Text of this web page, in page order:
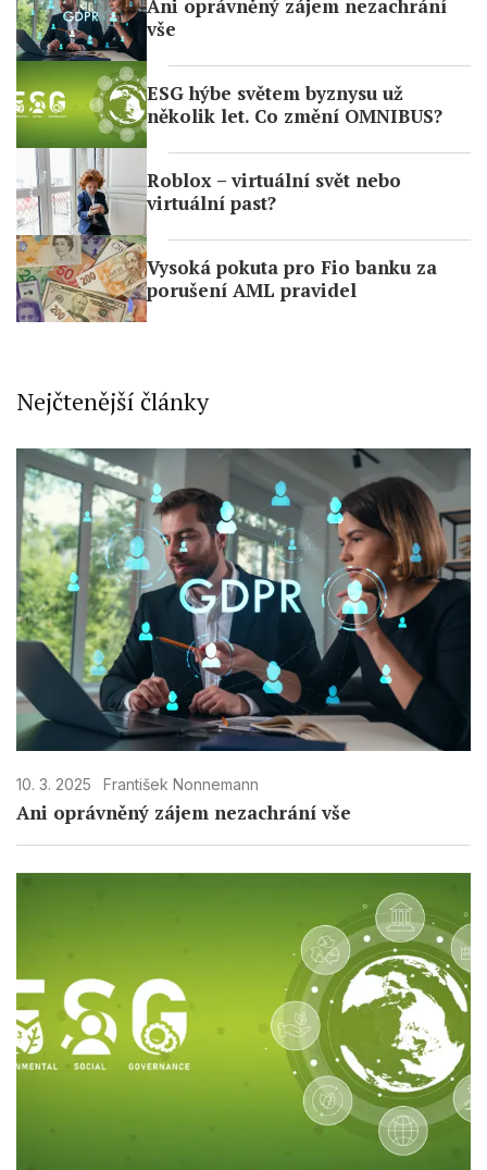
Ani oprávněný zájem nezachrání
vše
ESG hýbe světem byznysu už
několik let. Co změní OMNIBUS?
Roblox – virtuální svět nebo
virtuální past?
Vysoká pokuta pro Fio banku za
porušení AML pravidel
Nejčtenější články
10. 3. 2025 František Nonnemann
Ani oprávněný zájem nezachrání vše
Identify devices based on information
actively requested
Non-IAB processing purposes:
Necessary
Performance
Functional
Advertising